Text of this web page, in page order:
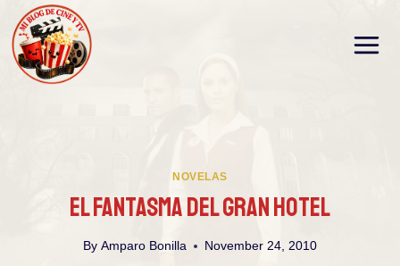
Skip
content
NOVELAS
El Fantasma Del Gran Hotel
By Amparo Bonilla November 24, 2010